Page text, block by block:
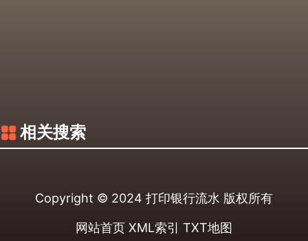
相关搜索
Copyright © 2024 打印银行流水 版权所有
网站首页 XML索引 TXT地图